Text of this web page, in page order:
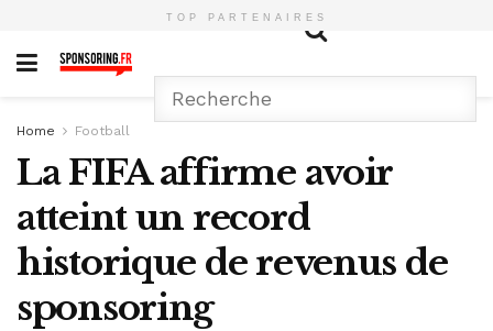
TOP PARTENAIRES
Home Football
La FIFA affirme avoir
atteint un record
historique de revenus de
sponsoring